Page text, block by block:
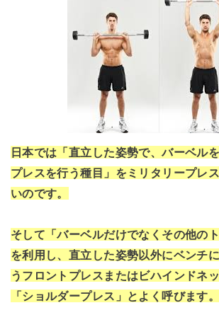
日本では「直立した姿勢で、バーベル
プレスを行う種目」をミリタリープレ
いのです。
そして「バーベルだけでなくその他の
を利用し、直立した姿勢以外にベンチ
うフロントプレスまたはビハインドネ
「ショルダープレス」とよく呼びます。